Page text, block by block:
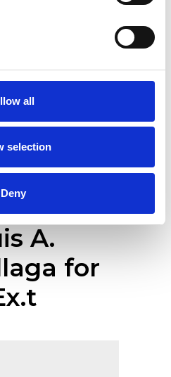
all
selection
Deny
A.
for